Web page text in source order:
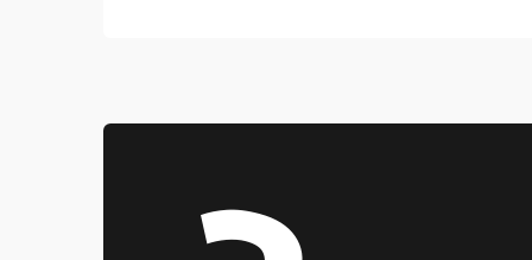
Система охлаждения